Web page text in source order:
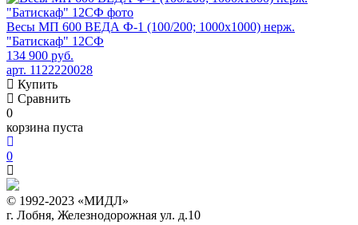
Весы МП 600 ВЕДА Ф-1 (100/200; 1000х1000) нерж.
"Батискаф" 12СФ
134 900 руб.
арт. 1122220028
Купить
Сравнить
0
корзина пуста
0
© 1992-2023 «МИДЛ»
г. Лобня, Железнодорожная ул. д.10